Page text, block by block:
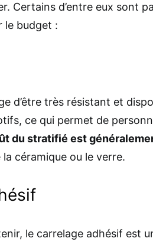
Certains d’entre eux sont
le budget :
d’être très résistant et
ce qui permet de
du stratifié est
céramique ou le verre.
le carrelage adhésif est